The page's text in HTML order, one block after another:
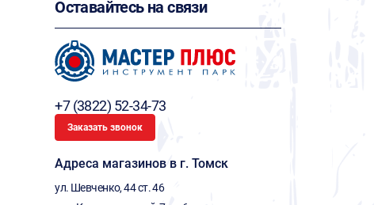
Оставайтесь на связи
+7 (3822) 52-34-73
Заказать звонок
Адреса магазинов в г. Томск
ул. Шевченко, 44 ст. 46